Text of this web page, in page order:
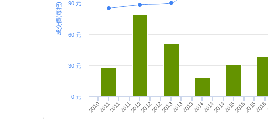
成交價(每把)
20102011201120112012201220122013201320132014201420142015201520152016
0 元
30 元
60 元
90 元